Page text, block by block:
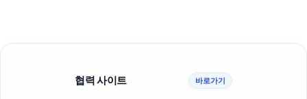
협력 사이트 바로가기